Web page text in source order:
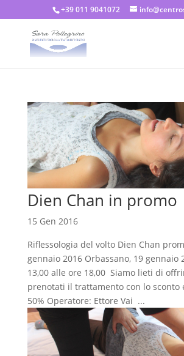
+39 011 9041072
Dien Chan in promo
15 Gen 2016
Riflessologia del volto Dien Chan
gennaio 2016 Orbassano, 19 gennaio
13,00 alle ore 18,00 Siamo lieti di
prenotati il trattamento con lo sconto
50% Operatore: Ettore Vai ...